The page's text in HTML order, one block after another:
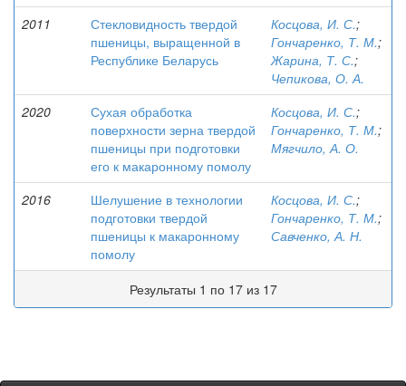
2011
Стекловидность твердой
пшеницы, выращенной в
Республике Беларусь
Косцова, И. С.;
Гончаренко, Т. М.;
Жарина, Т. С.;
Чепикова, О. А.
2020
Сухая обработка
поверхности зерна твердой
пшеницы при подготовки
его к макаронному помолу
Косцова, И. С.;
Гончаренко, Т. М.;
Мягчило, А. О.
2016
Шелушение в технологии
подготовки твердой
пшеницы к макаронному
помолу
Косцова, И. С.;
Гончаренко, Т. М.;
Савченко, А. Н.
Результаты 1 по 17 из 17